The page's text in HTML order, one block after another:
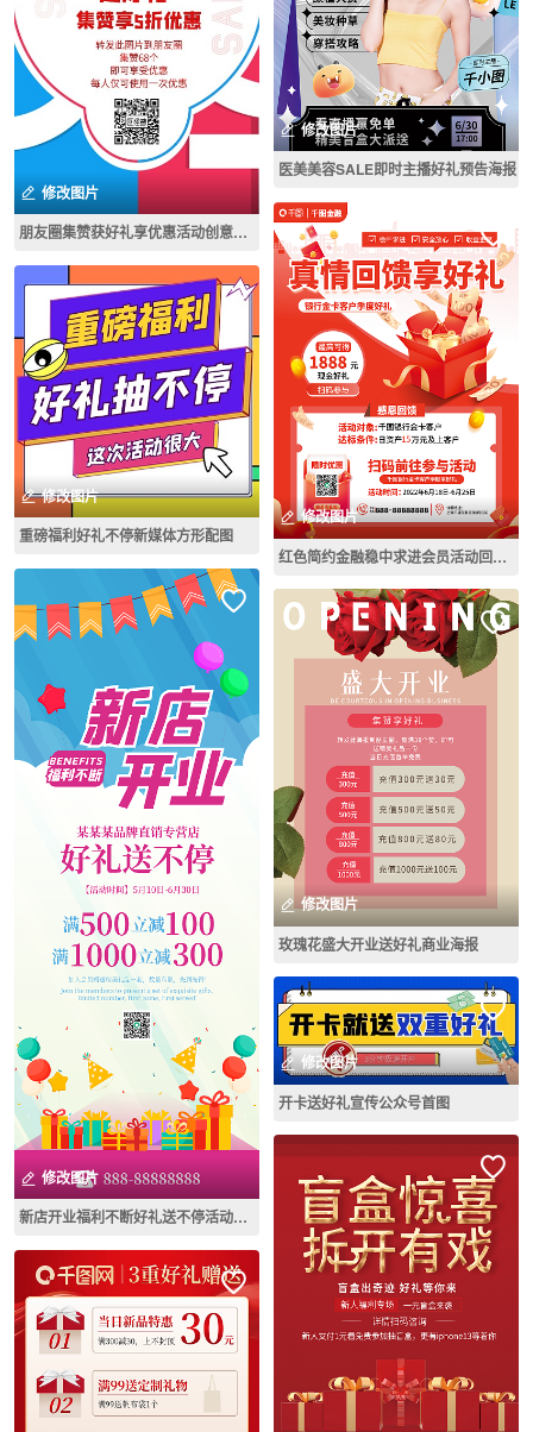
修改图片
朋友圈集赞获好礼享优惠活动创意手机海报
修改图片
重磅福利好礼不停新媒体方形配图
修改图片
新店开业福利不断好礼送不停活动扁平风简约易拉宝展架
修改图片
医美美容SALE即时主播好礼预告海报
修改图片
红色简约金融稳中求进会员活动回馈好礼营销海报
修改图片
玫瑰花盛大开业送好礼商业海报
修改图片
开卡送好礼宣传公众号首图